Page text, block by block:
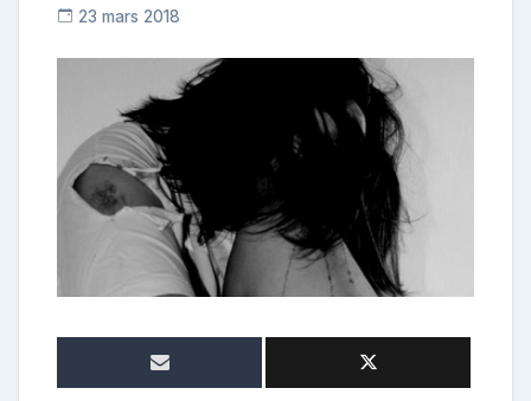
23 mars 2018
o
u
t
r
i
e